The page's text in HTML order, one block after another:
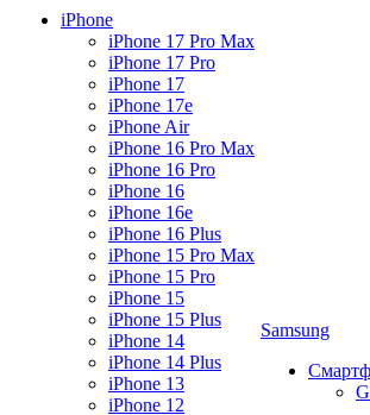
iPhone
iPhone 17 Pro Max
iPhone 17 Pro
iPhone 17
iPhone 17e
iPhone Air
iPhone 16 Pro Max
iPhone 16 Pro
iPhone 16
iPhone 16e
iPhone 16 Plus
iPhone 15 Pro Max
iPhone 15 Pro
iPhone 15
iPhone 15 Plus
iPhone 14
iPhone 14 Plus
iPhone 13
iPhone 12
Samsung